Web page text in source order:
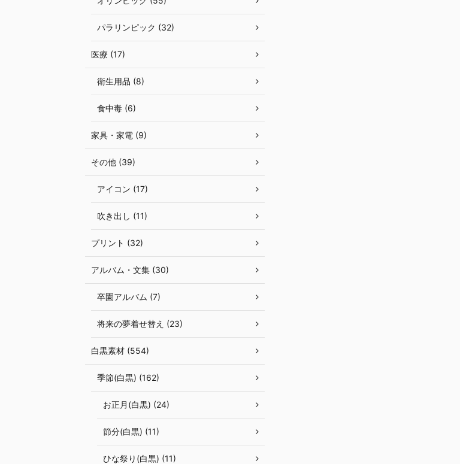
パラリンピック (32)
医療 (17)
衛生用品 (8)
食中毒 (6)
家具・家電 (9)
その他 (39)
アイコン (17)
吹き出し (11)
プリント (32)
アルバム・文集 (30)
卒園アルバム (7)
将来の夢着せ替え (23)
白黒素材 (554)
季節(白黒) (162)
お正月(白黒) (24)
節分(白黒) (11)
ひな祭り(白黒) (11)